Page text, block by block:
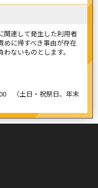
関連して発生した利用者
めに帰すべき事由が存在
ないものとします。
（土日・祝祭日、年末